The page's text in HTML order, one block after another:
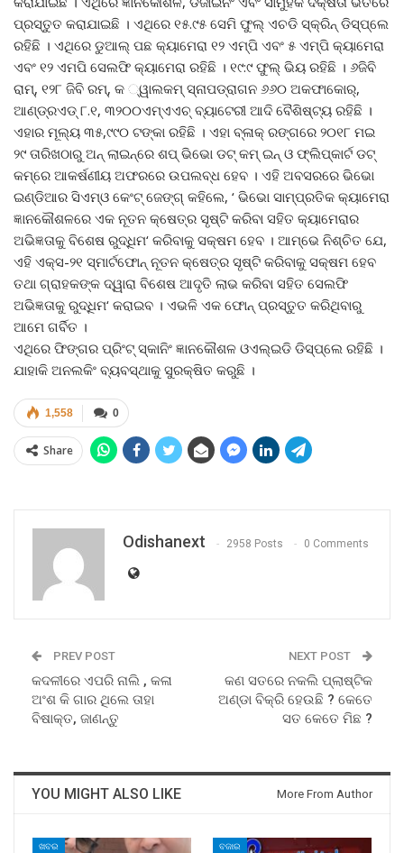
ପ୍ରସ୍ତୁତ କରାଯାଇଛି । ଏଥିରେ ୧୫.୯୫ ସେମି ଫୁଲ୍‌ ଏଚଡି ସ୍କ୍ରିନ୍‌ ଡିସ୍‌ପ୍ଲେ
ରହିଛି । ଏଥିରେ ଡୁଆଲ୍‌ ପଛ କ୍ୟାମେରା ୧୨ ଏମ୍‌ପି ଏବଂ ୫ ଏମ୍‌ପି କ୍ୟାମେରା
ଏବଂ ୧୨ ଏମପି ସେଲଫି କ୍ୟାମେରା ରହିଛି । ୧୯:୯ ଫୁଲ୍‌ ଭିୟ ରହିଛି । ୬ଜିବି
ରାମ୍‌, ୧୨୮ ଜିବି ରମ୍‌, କ ୍ୱାଲକମ୍‌ ସ୍ନାପଡ୍ରାଗନ ୬୬୦ ଅକଫାକୋର୍‌,
ଆଣ୍ଡ୍ରଏଡ୍‌ ୮.୧, ୩୨୦୦ଏମ୍‌ଏଏଚ୍‌ ବ୍ୟାଟେରୀ ଆଦି ବୈଶିଷ୍ଟ୍ୟ ରହିଛି ।
ଏହାର ମୂଲ୍ୟ ୩୫,୯୯୦ ଟଙ୍କା ରହିଛି । ଏହା ବ୍ଳାକ୍‌ ରଙ୍ଗରେ ୨୦୧୮ ମଇ
୨୯ ତାରିଖଠାରୁ ଅନ୍‌ ଲାଇନ୍‌ରେ ଶପ୍‌ ଭିଭୋ ଡଟ୍‌ କମ୍‌ ଇନ୍‌ ଓ ଫ୍ଲିପ୍‌କାର୍ଟ ଡଟ୍‌
କମ୍‌ରେ ଆକର୍ଷଣୀୟ ଅଫରରେ ଉପଲବ୍ଧ ହେବ । ଏହି ଅବସରରେ ଭିଭୋ
ଇଣ୍ଡିଆର ସିଏମ୍‌ଓ କେଂଟ୍‌ ଜେଙ୍ଗ୍‌ କହିଲେ, ‘ ଭିଭୋ ସାମ୍ପ୍ରତିକ କ୍ୟାମେରା
ଜ୍ଞାନକୌଶଳରେ ଏକ ନୂତନ କ୍ଷେତ୍ର ସୃଷ୍ଟି କରିବା ସହିତ କ୍ୟାମେରାର
ଅଭିଜ୍ଞତାକୁ ବିଶେଷ ରୁଦ୍ଧିମ‘ କରିବାକୁ ସକ୍ଷମ ହେବ । ଆମ୍ଭେ ନିଶ୍ଚିତ ଯେ,
ଏହି ଏକ୍ସ-୨୧ ସ୍ମାର୍ଟଫୋନ୍‌ ନୂତନ କ୍ଷେତ୍ର ସୃଷ୍ଟି କରିବାକୁ ସକ୍ଷମ ହେବ
ତଥା ଗ୍ରାହକଙ୍କ ଦ୍ୱାରା ବିଶେଷ ଆଦୃତି ଲାଭ କରିବା ସହିତ ସେଲଫି
ଅଭିଜ୍ଞତାକୁ ରୁଦ୍ଧିମ‘ କରାଇବ । ଏଭଳି ଏକ ଫୋନ୍‌ ପ୍ରସ୍ତୁତ କରିଥିବାରୁ
ଆମେ ଗର୍ବିତ ।
ଏଥିରେ ଫିଙ୍ଗର ପ୍ରିଂଟ୍‌ ସ୍କାନିଂ ଜ୍ଞାନକୌଶଳ ଓଏଲ୍‌ଇଡି ଡିସ୍‌ପ୍ଲେ ରହିଛି ।
ଯାହାକି ଅନଲକିଂ ବ୍ୟବସ୍ଥାକୁ ସୁରକ୍ଷିତ କରୁଛି ।
0
1,558
Share
Odishanext 2958 Posts 0 Comments
PREV POST
କଦଳୀରେ ଏପରି ନାଲି , କଳା
ଅଂଶ କି ଗାର ଥିଲେ ତାହା
ବିଷାକ୍ତ, ଜାଣନ୍ତୁ
NEXT POST
କଣ ସତରେ ନକଲି ପ୍ଲାଷ୍ଟିକ
ଅଣ୍ଡା ବିକ୍ରି ହେଉଛି ? କେତେ
ସତ କେତେ ମିଛ ?
YOU MIGHT ALSO LIKE More From Author
ଖବର ବଜାର